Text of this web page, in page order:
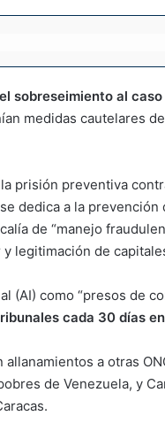
sobreseimiento al
medidas cautelares
prisión preventiva
dedica a la prevención
de “manejo
legitimación de
(AI) como “presos de
cada 30 días
a otras
de Venezuela, y